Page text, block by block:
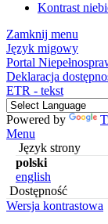
Kontrast
Zamknij menu
Język migowy
Portal
Deklaracja
ETR - tekst
Powered by
Menu
Język strony
polski
english
Dostępność
Wersja kontrastowa